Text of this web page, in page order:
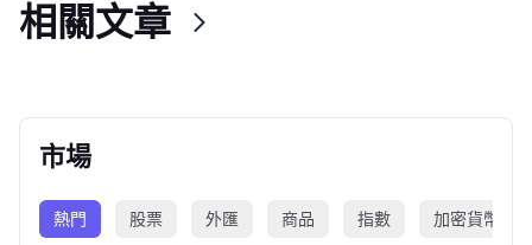
市場
熱門 股票 外匯 商品 指數 加密貨幣
相關文章